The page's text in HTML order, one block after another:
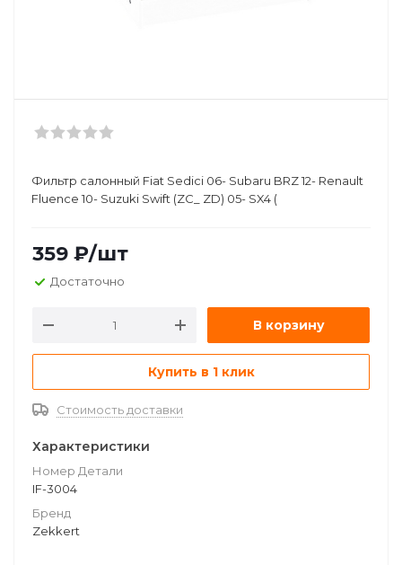
Фильтр салонный Fiat Sedici 06- Subaru BRZ 12- Renault
Fluence 10- Suzuki Swift (ZC_ ZD) 05- SX4 (
359 ₽/шт
Достаточно
В корзину
Купить в 1 клик
Стоимость доставки
Характеристики
Номер Детали
IF-3004
Бренд
Zekkert